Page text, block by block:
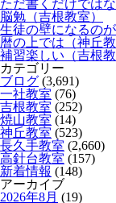
ただ書くだけでは
脳勉（吉根教室）
生徒の壁になるの
暦の上では（神丘教
補習楽しい（吉根教
カテゴリー
ブログ (3,691)
一社教室 (76)
吉根教室 (252)
焼山教室 (14)
神丘教室 (523)
長久手教室 (2,660)
高針台教室 (157)
新着情報 (148)
アーカイブ
2026年8月 (19)